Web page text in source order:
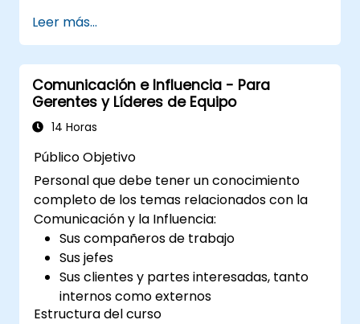
Leer más...
Comunicación e Influencia - Para
Gerentes y Líderes de Equipo
14 Horas
Público Objetivo
Personal que debe tener un conocimiento
completo de los temas relacionados con la
Comunicación y la Influencia:
Sus compañeros de trabajo
Sus jefes
Sus clientes y partes interesadas, tanto
internos como externos
Estructura del curso